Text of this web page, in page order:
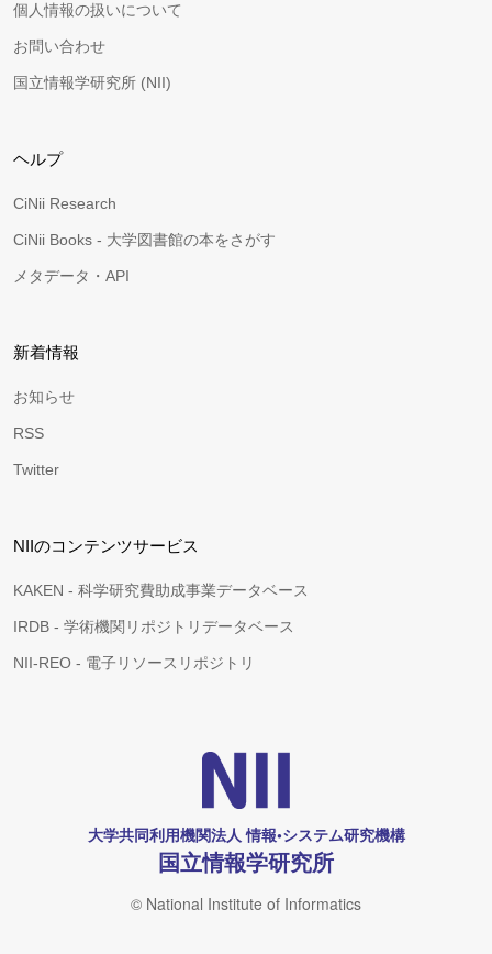
個人情報の扱いについて
お問い合わせ
国立情報学研究所 (NII)
ヘルプ
CiNii Research
CiNii Books - 大学図書館の本をさがす
メタデータ・API
新着情報
お知らせ
RSS
Twitter
NIIのコンテンツサービス
KAKEN - 科学研究費助成事業データベース
IRDB - 学術機関リポジトリデータベース
NII-REO - 電子リソースリポジトリ
大学共同利用機関法人 情報•システム研究機構
国立情報学研究所
© National Institute of Informatics